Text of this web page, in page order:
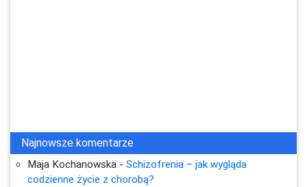
Najnowsze komentarze
Maja Kochanowska - Schizofrenia – jak wygląda
codzienne życie z chorobą?